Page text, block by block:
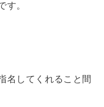
す。
名してくれること間